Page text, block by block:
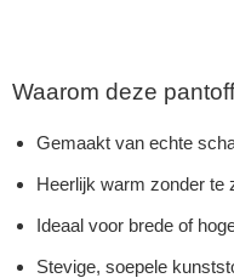
Waarom deze
Gemaakt van echte
Heerlijk warm zonder te
Ideaal voor brede of
Stevige, soepele